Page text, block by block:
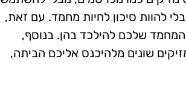
להוות סיכון לחיות מחמד. עם זאת,
המחמד שלכם להילכד בהן. בנוסף,
שונים מלהיכנס אליכם הביתה,